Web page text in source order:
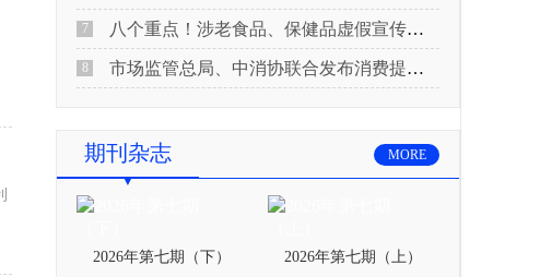
7 八个重点！涉老食品、保健品虚假宣传识别技巧
8 市场监管总局、中消协联合发布消费提示：关注检测报告：果蔬安全的“通行证”
期刊杂志 MORE
2026年第七期（下） 2026年第七期（上）